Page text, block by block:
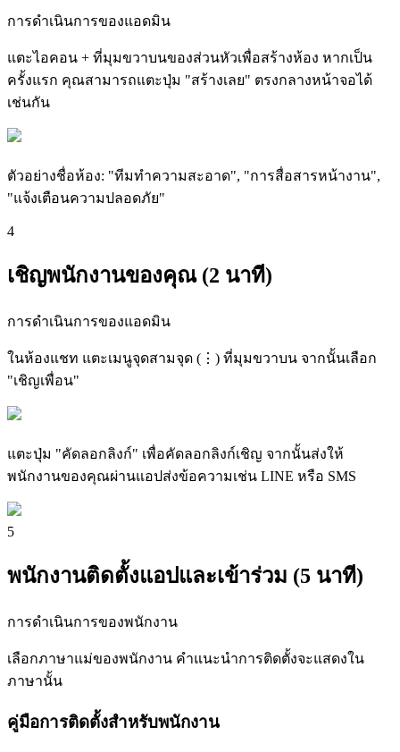
การดำเนินการของแอดมิน
แตะไอคอน + ที่มุมขวาบนของส่วนหัวเพื่อสร้างห้อง หากเป็น
ครั้งแรก คุณสามารถแตะปุ่ม "สร้างเลย" ตรงกลางหน้าจอได้
เช่นกัน
ตัวอย่างชื่อห้อง: "ทีมทำความสะอาด", "การสื่อสารหน้างาน",
"แจ้งเตือนความปลอดภัย"
4
เชิญพนักงานของคุณ (2 นาที)
การดำเนินการของแอดมิน
ในห้องแชท แตะเมนูจุดสามจุด (⋮) ที่มุมขวาบน จากนั้นเลือก
"เชิญเพื่อน"
แตะปุ่ม "คัดลอกลิงก์" เพื่อคัดลอกลิงก์เชิญ จากนั้นส่งให้
พนักงานของคุณผ่านแอปส่งข้อความเช่น LINE หรือ SMS
5
พนักงานติดตั้งแอปและเข้าร่วม (5 นาที)
การดำเนินการของพนักงาน
เลือกภาษาแม่ของพนักงาน คำแนะนำการติดตั้งจะแสดงใน
ภาษานั้น
คู่มือการติดตั้งสำหรับพนักงาน